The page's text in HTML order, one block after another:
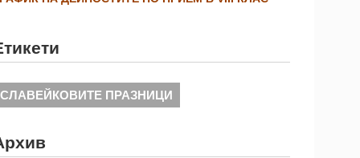
СЛАВЕЙКОВИТЕ ПРАЗНИЦИ